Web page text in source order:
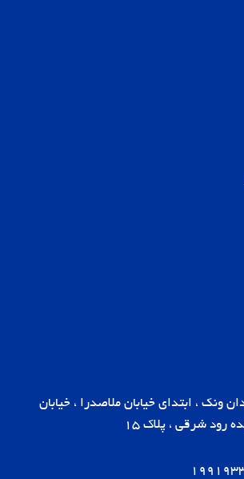
ونک ، ابتدای خیابان ملاصدرا ، خیابان
رود شرقی ، پلاک 15